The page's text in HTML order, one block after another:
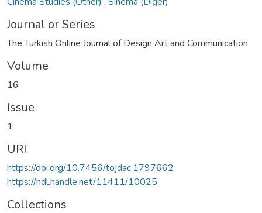
Journal or Series
The Turkish Online Journal of Design Art and Communication
Volume
16
Issue
1
URI
https://doi.org/10.7456/tojdac.1797662
https://hdl.handle.net/11411/10025
Collections